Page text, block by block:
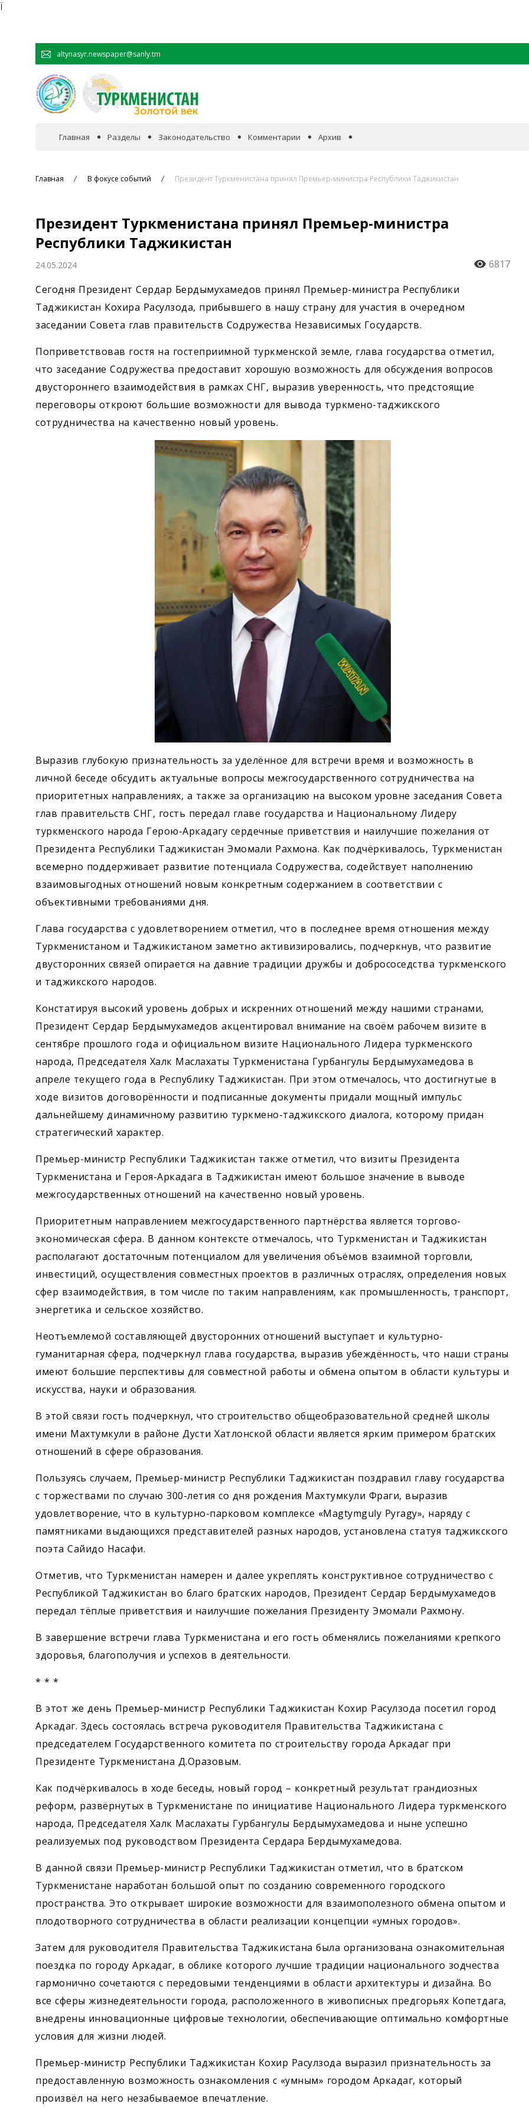
Ï
altynasyr.newspaper@sanly.tm
Главная Разделы
Сотрудничество
Общество
Наука
Спорт
Законодательство Комментарии Архив
Главная В фокусе событий Президент Туркменистана принял Премьер-министра Республики Таджикистан
Президент Туркменистана принял Премьер-министра
Республики Таджикистан
24.05.2024
6817
Сегодня Президент Сердар Бердымухамедов принял Премьер-министра Республики
Таджикистан Кохира Расулзода, прибывшего в нашу страну для участия в очередном
заседании Совета глав правительств Содружества Независимых Государств.
Поприветствовав гостя на гостеприимной туркменской земле, глава государства отметил,
что заседание Содружества предоставит хорошую возможность для обсуждения вопросов
двустороннего взаимодействия в рамках СНГ, выразив уверенность, что предстоящие
переговоры откроют большие возможности для вывода туркмено-таджикского
сотрудничества на качественно новый уровень.
Выразив глубокую признательность за уделённое для встречи время и возможность в
личной беседе обсудить актуальные вопросы межгосударственного сотрудничества на
приоритетных направлениях, а также за организацию на высоком уровне заседания Совета
глав правительств СНГ, гость передал главе государства и Национальному Лидеру
туркменского народа Герою-Аркадагу сердечные приветствия и наилучшие пожелания от
Президента Республики Таджикистан Эмомали Рахмона. Как подчёркивалось, Туркменистан
всемерно поддерживает развитие потенциала Содружества, содействует наполнению
взаимовыгодных отношений новым конкретным содержанием в соответствии с
объективными требованиями дня.
Глава государства с удовлетворением отметил, что в последнее время отношения между
Туркменистаном и Таджикистаном заметно активизировались, подчеркнув, что развитие
двусторонних связей опирается на давние традиции дружбы и добрососедства туркменского
и таджикского народов.
Констатируя высокий уровень добрых и искренних отношений между нашими странами,
Президент Сердар Бердымухамедов акцентировал внимание на своём рабочем визите в
сентябре прошлого года и официальном визите Национального Лидера туркменского
народа, Председателя Халк Маслахаты Туркменистана Гурбангулы Бердымухамедова в
апреле текущего года в Республику Таджикистан. При этом отмечалось, что достигнутые в
ходе визитов договорённости и подписанные документы придали мощный импульс
дальнейшему динамичному развитию туркмено-таджикского диалога, которому придан
стратегический характер.
Премьер-министр Республики Таджикистан также отметил, что визиты Президента
Туркменистана и Героя-Аркадага в Таджикистан имеют большое значение в выводе
межгосударственных отношений на качественно новый уровень.
Приоритетным направлением межгосударственного партнёрства является торгово-
экономическая сфера. В данном контексте отмечалось, что Туркменистан и Таджикистан
располагают достаточным потенциалом для увеличения объёмов взаимной торговли,
инвестиций, осуществления совместных проектов в различных отраслях, определения новых
сфер взаимодействия, в том числе по таким направлениям, как промышленность, транспорт,
энергетика и сельское хозяйство.
Неотъемлемой составляющей двусторонних отношений выступает и культурно-
гуманитарная сфера, подчеркнул глава государства, выразив убеждённость, что наши страны
имеют большие перспективы для совместной работы и обмена опытом в области культуры и
искусства, науки и образования.
В этой связи гость подчеркнул, что строительство общеобразовательной средней школы
имени Махтумкули в районе Дусти Хатлонской области является ярким примером братских
отношений в сфере образования.
Пользуясь случаем, Премьер-министр Республики Таджикистан поздравил главу государства
с торжествами по случаю 300-летия со дня рождения Махтумкули Фраги, выразив
удовлетворение, что в культурно-парковом комплексе «Magtymguly Pyragy», наряду с
памятниками выдающихся представителей разных народов, установлена статуя таджикского
поэта Сайидо Насафи.
Отметив, что Туркменистан намерен и далее укреплять конструктивное сотрудничество с
Республикой Таджикистан во благо братских народов, Президент Сердар Бердымухамедов
передал тёплые приветствия и наилучшие пожелания Президенту Эмомали Рахмону.
В завершение встречи глава Туркменистана и его гость обменялись пожеланиями крепкого
здоровья, благополучия и успехов в деятельности.
* * *
В этот же день Премьер-министр Республики Таджикистан Кохир Расулзода посетил город
Аркадаг. Здесь состоялась встреча руководителя Правительства Таджикистана с
председателем Государственного комитета по строительству города Аркадаг при
Президенте Туркменистана Д.Оразовым.
Как подчёркивалось в ходе беседы, новый город – конкретный результат грандиозных
реформ, развёрнутых в Туркменистане по инициативе Национального Лидера туркменского
народа, Председателя Халк Маслахаты Гурбангулы Бердымухамедова и ныне успешно
реализуемых под руководством Президента Сердара Бердымухамедова.
В данной связи Премьер-министр Республики Таджикистан отметил, что в братском
Туркменистане наработан большой опыт по созданию современного городского
пространства. Это открывает широкие возможности для взаимополезного обмена опытом и
плодотворного сотрудничества в области реализации концепции «умных городов».
Затем для руководителя Правительства Таджикистана была организована ознакомительная
поездка по городу Аркадаг, в облике которого лучшие традиции национального зодчества
гармонично сочетаются с передовыми тенденциями в области архитектуры и дизайна. Во
все сферы жизнедеятельности города, расположенного в живописных предгорьях Копетдага,
внедрены инновационные цифровые технологии, обеспечивающие оптимально комфортные
условия для жизни людей.
Премьер-министр Республики Таджикистан Кохир Расулзода выразил признательность за
предоставленную возможность ознакомления с «умным» городом Аркадаг, который
произвёл на него незабываемое впечатление.